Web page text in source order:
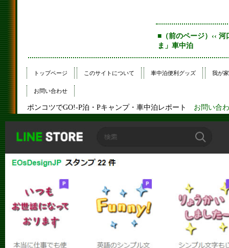
■（前のページ）‹‹
ま」車中泊
トップページ このサイトについて 車中泊便利グッズ 我が
お問い合わせ
ポンコツでGO!-P泊・Pキャンプ・車中泊レポート お問い合